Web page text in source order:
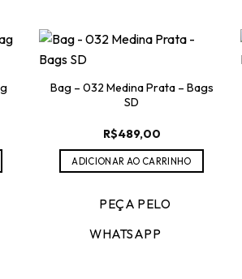
Bag – 032 Medina Prata – Bags
SD
R$489,00
ADICIONAR AO CARRINHO
PEÇA PELO
WHATSAPP